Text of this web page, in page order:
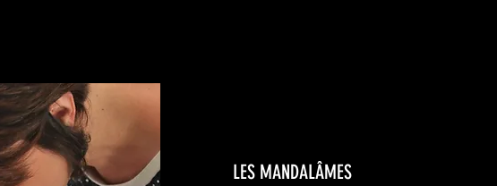
LES MANDALÂMES